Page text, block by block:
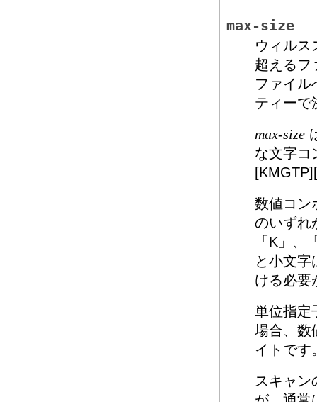
max-size
ウィルス
超えるフ
ファイル
ティーで
max-size
な文字コ
数値コン
のいずれ
「K」
と小文字
ける必要
単位指定
場合、数
イトです
スキャ